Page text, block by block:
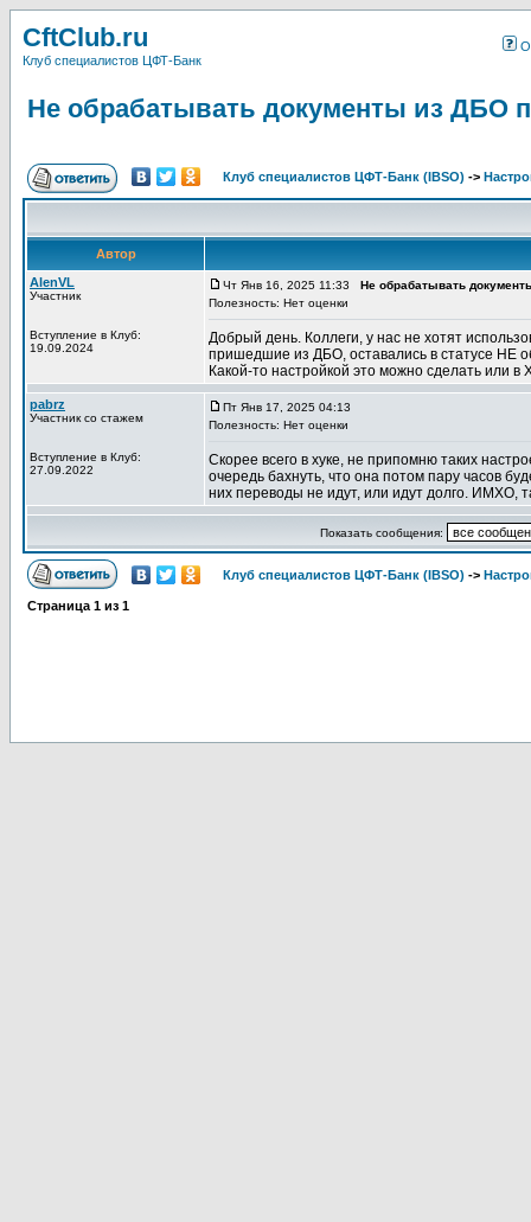
CftClub.ru
Клуб специалистов ЦФТ-Банк
О
Не обрабатывать документы из ДБО
Клуб специалистов ЦФТ-Банк (IBSO) ->
Автор
AlenVL
Участник
Вступление в Клуб:
19.09.2024
Чт Янв 16, 2025 11:33 Не обрабатывать
Полезность: Нет оценки
Добрый день. Коллеги, у нас не хотят
пришедшие из ДБО, оставались в статусе НЕ
Какой-то настройкой это можно сделать или в
pabrz
Участник со стажем
Вступление в Клуб:
27.09.2022
Пт Янв 17, 2025 04:13
Полезность: Нет оценки
Скорее всего в хуке, не припомню таких
очередь бахнуть, что она потом пару часов
них переводы не идут, или идут долго. ИМХО,
Показать сообщения:
Клуб специалистов ЦФТ-Банк (IBSO) ->
Страница 1 из 1